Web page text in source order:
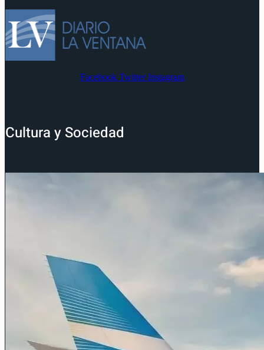
Facebook Twitter Instagram
Cultura y Sociedad